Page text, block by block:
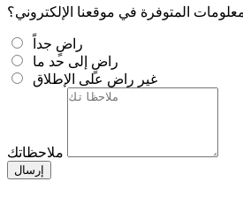
المتوفرة في موقعنا الإلكتروني؟
راضٍ جداً
راضٍ إلى حد ما
غير راضٍ على الإطلاق
ملاحظاتك